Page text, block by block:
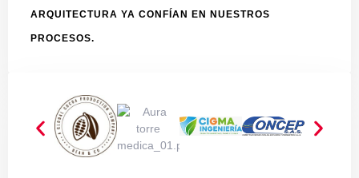
ARQUITECTURA YA CONFÍAN EN NUESTROS
PROCESOS.